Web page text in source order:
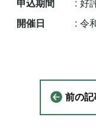
申込期間
好
開催日
令
前の記